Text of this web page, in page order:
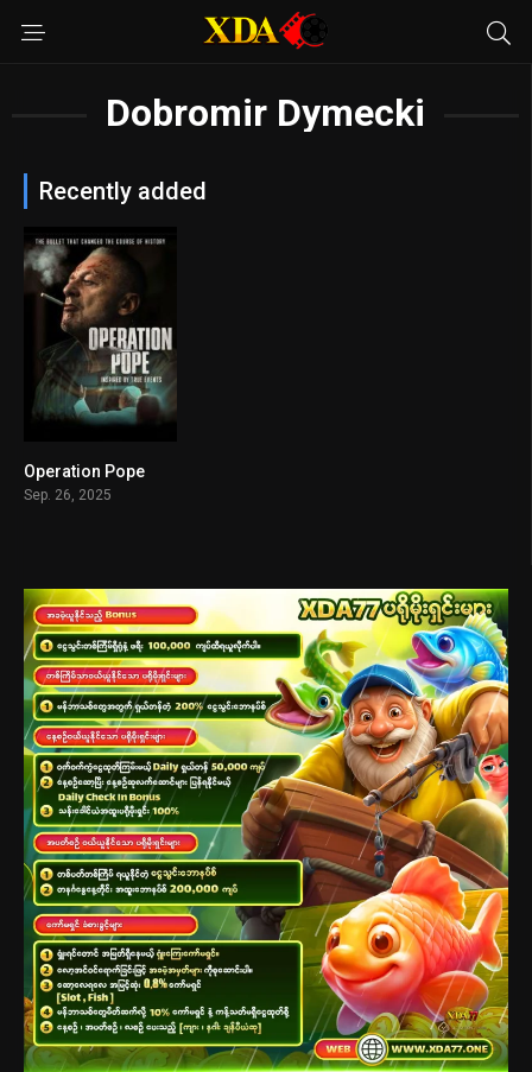
Dobromir Dymecki
Recently added
Operation Pope
Sep. 26, 2025